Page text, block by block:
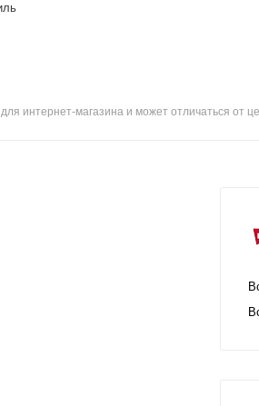
интернет-магазина и может отличаться от